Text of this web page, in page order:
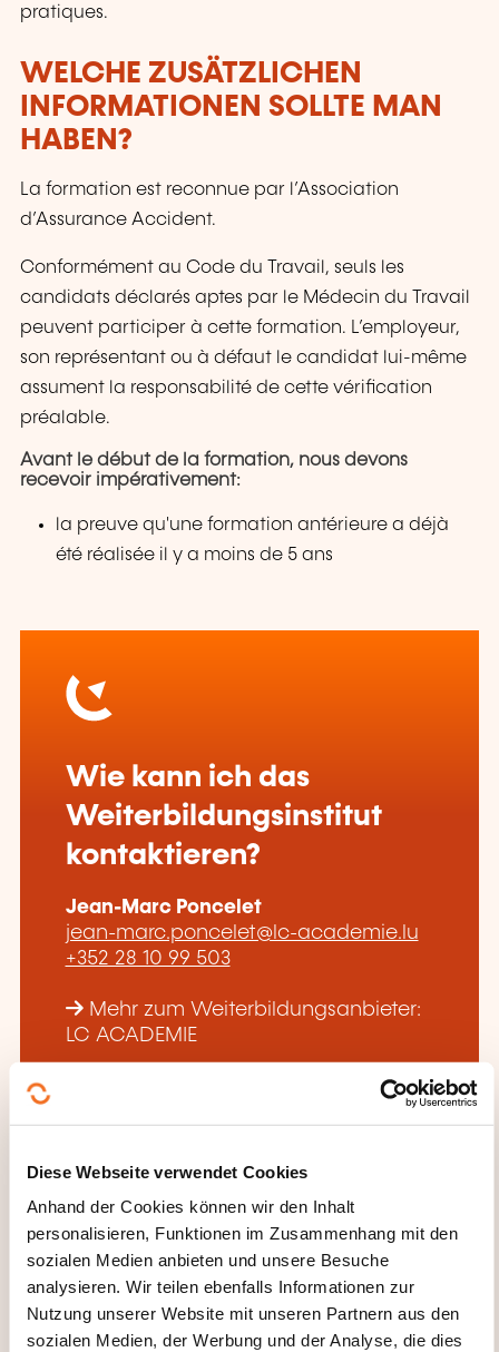
Diese Webseite verwendet Cookies
Anhand der Cookies können wir den Inhalt
personalisieren, Funktionen im Zusammenhang mit den
sozialen Medien anbieten und unsere Besuche
analysieren. Wir teilen ebenfalls Informationen zur
Nutzung unserer Website mit unseren Partnern aus den
sozialen Medien, der Werbung und der Analyse, die dies
pratiques.
WELCHE ZUSÄTZLICHEN
INFORMATIONEN SOLLTE MAN
HABEN?
La formation est reconnue par l’Association
d’Assurance Accident.
Conformément au Code du Travail, seuls les
candidats déclarés aptes par le Médecin du Travail
peuvent participer à cette formation. L’employeur,
son représentant ou à défaut le candidat lui-même
assument la responsabilité de cette vérification
préalable.
Avant le début de la formation, nous devons
recevoir impérativement:
la preuve qu'une formation antérieure a déjà
été réalisée il y a moins de 5 ans
Wie kann ich das
Weiterbildungsinstitut
kontaktieren?
Jean-Marc Poncelet
jean-marc.poncelet@lc-academie.lu
+352 28 10 99 503
Mehr zum Weiterbildungsanbieter:
LC ACADEMIE
DIESE WEITERBILDUNGEN
KÖNNTEN SIE INTERESSIEREN
DE